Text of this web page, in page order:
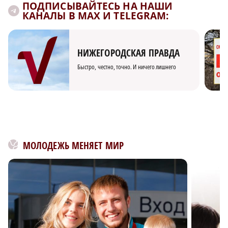
ПОДПИСЫВАЙТЕСЬ НА НАШИ
КАНАЛЫ В MAX И TELEGRAM:
НИЖЕГОРОДСКАЯ ПРАВДА
Быстро, честно, точно. И ничего лишнего
МОЛОДЕЖЬ МЕНЯЕТ МИР